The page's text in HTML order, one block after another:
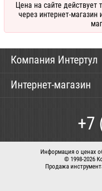
Цена на сайте
через интернет-
Компания Интертул
Новости
Интернет-магазин
Доставка
+7
Информация о ценах
© 1998-2026
Продажа